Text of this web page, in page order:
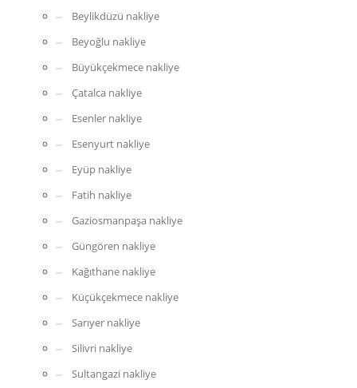
Beylikdüzü nakliye
Beyoğlu nakliye
Büyükçekmece nakliye
Çatalca nakliye
Esenler nakliye
Esenyurt nakliye
Eyüp nakliye
Fatih nakliye
Gaziosmanpaşa nakliye
Güngören nakliye
Kağıthane nakliye
Küçükçekmece nakliye
Sarıyer nakliye
Silivri nakliye
Sultangazi nakliye